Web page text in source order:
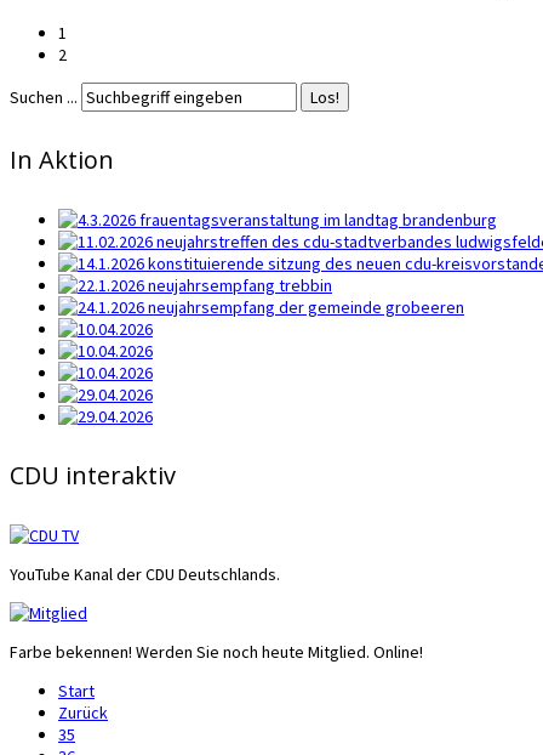
1
2
Suchen ...
Los!
In Aktion
CDU interaktiv
YouTube Kanal der CDU Deutschlands.
Farbe bekennen! Werden Sie noch heute Mitglied. Online!
Start
Zurück
35